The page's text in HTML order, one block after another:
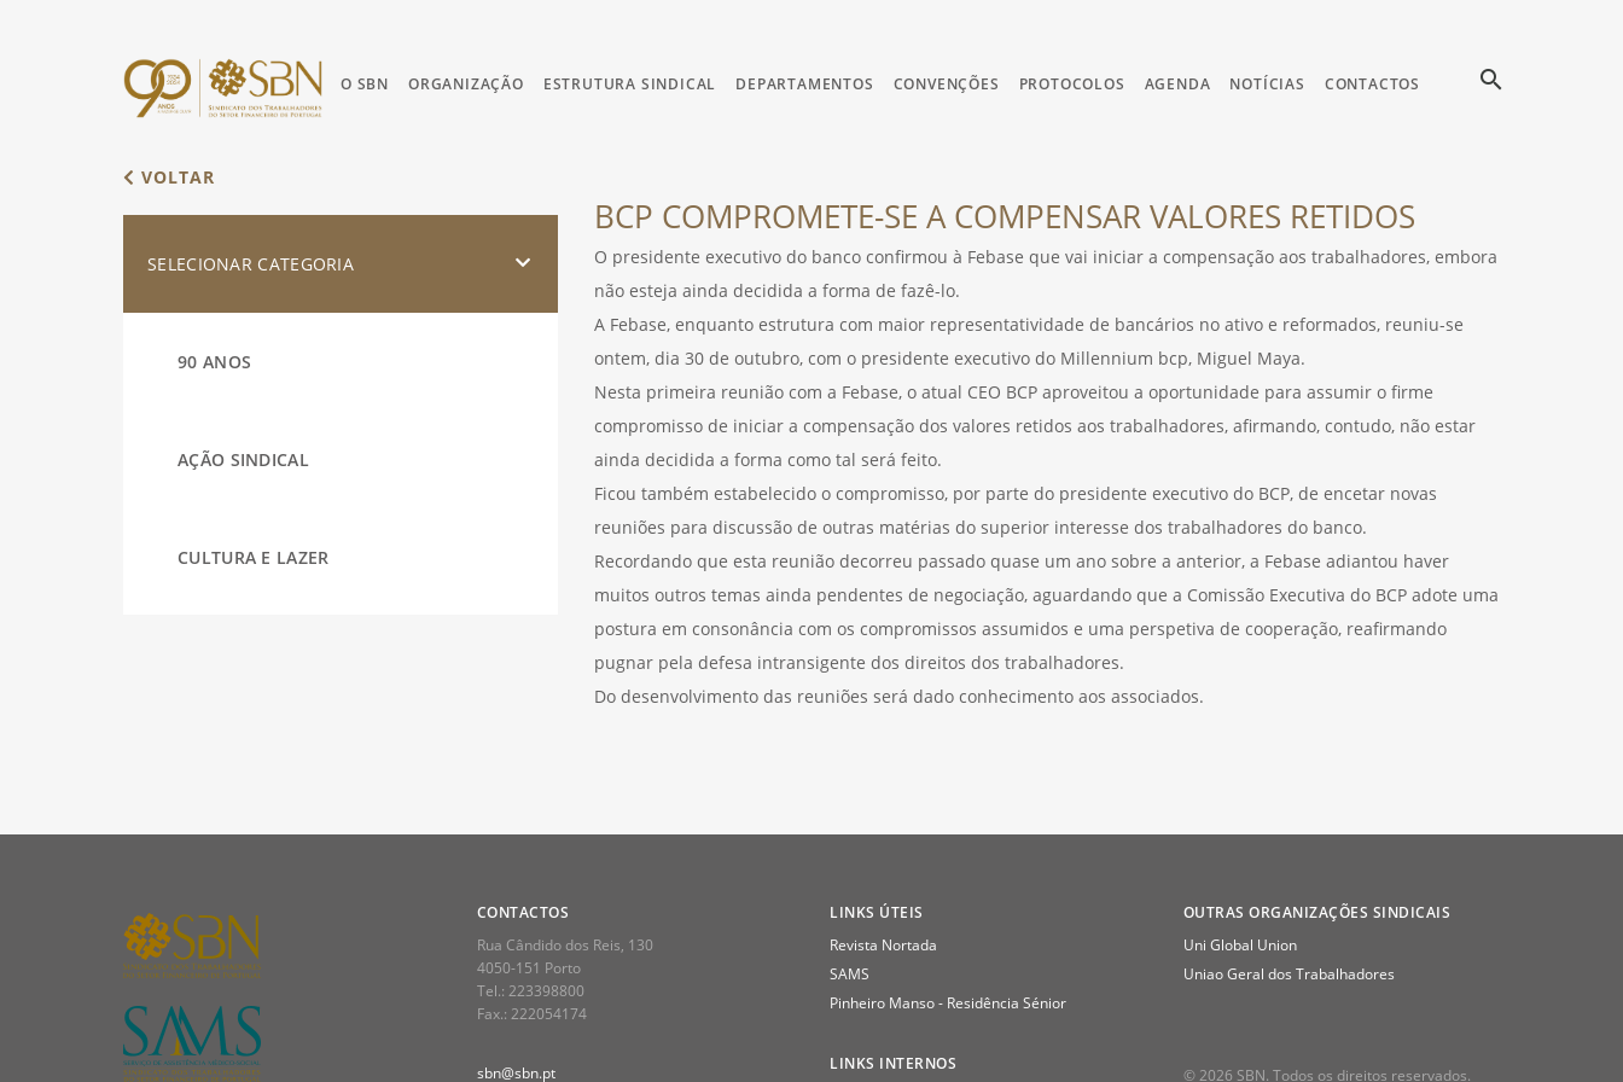
O SBN ORGANIZAÇÃO ESTRUTURA SINDICAL DEPARTAMENTOS CONVENÇÕES PROTOCOLOS AGENDA NOTÍCIAS CONTACTOS search
VOLTAR
SELECIONAR CATEGORIA
90 ANOS
AÇÃO SINDICAL
CULTURA E LAZER
BCP COMPROMETE-SE A COMPENSAR VALORES RETIDOS
O presidente executivo do banco confirmou à Febase que vai iniciar a compensação aos trabalhadores, embora
não esteja ainda decidida a forma de fazê-lo.
A Febase, enquanto estrutura com maior representatividade de bancários no ativo e reformados, reuniu-se
ontem, dia 30 de outubro, com o presidente executivo do Millennium bcp, Miguel Maya.
Nesta primeira reunião com a Febase, o atual CEO BCP aproveitou a oportunidade para assumir o firme
compromisso de iniciar a compensação dos valores retidos aos trabalhadores, afirmando, contudo, não estar
ainda decidida a forma como tal será feito.
Ficou também estabelecido o compromisso, por parte do presidente executivo do BCP, de encetar novas
reuniões para discussão de outras matérias do superior interesse dos trabalhadores do banco.
Recordando que esta reunião decorreu passado quase um ano sobre a anterior, a Febase adiantou haver
muitos outros temas ainda pendentes de negociação, aguardando que a Comissão Executiva do BCP adote uma
postura em consonância com os compromissos assumidos e uma perspetiva de cooperação, reafirmando
pugnar pela defesa intransigente dos direitos dos trabalhadores.
Do desenvolvimento das reuniões será dado conhecimento aos associados.
CONTACTOS
Rua Cândido dos Reis, 130
4050-151 Porto
Tel.: 223398800
Fax.: 222054174
sbn@sbn.pt
LINKS ÚTEIS
Revista Nortada
SAMS
Pinheiro Manso - Residência Sénior
LINKS INTERNOS
OUTRAS ORGANIZAÇÕES SINDICAIS
Uni Global Union
Uniao Geral dos Trabalhadores
© 2026 SBN. Todos os direitos reservados.